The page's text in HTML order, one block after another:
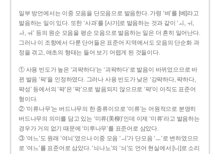
일부 방언에서는 이중 모음을 단모음으로 발음한다. 가령 ‘벼’를 [베]라고
발음하는 일이 있다. 또한 ‘사과’를 [사가]로 발음하는 것과 같이 ‘ㅚ, ㅟ,
ㅘ, ㅝ’ 등의 원순 모음을 평순 모음으로 발음하는 일은 더 흔히 일어난다.
그러나 이 조항에서 다룬 단어들은 표준어 지역에서도 모음의 단순화 과
정을 겪고, 애초의 형태는 들어 보기 어렵게 된 것들이다.
① 사용 빈도가 높은 ‘괴퍅하다’는 ‘괴팍하다’로 발음이 바뀌었으므로 바
뀐 발음 ‘팍’을 인정하였다. 그러나 사용 빈도가 낮은 ‘강퍅하다, 퍅하다,
퍅성’ 등에서의 ‘퍅’은 ‘팍’으로 발음되지 않으므로 ‘퍅’이 아직도 표준어
형이다.
② ‘미류나무’는 버드나무의 한 종류이므로 ‘미류’는 어원적으로 분명히
버드나무의 의미를 담고 있는 ‘미류(美柳)’인데 이제 ‘미류’라고 발음하는
경우가 거의 없기 때문에 ‘미루나무’를 표준어로 삼았다.
③ ‘여느’도 원래 ‘여늬’였으나 이중 모음 ‘ㅢ’가 단모음 ‘ㅡ’로 변하였으므
로 ‘여느’를 표준어로 삼았다. ‘늬나노’의 ‘늬’도 언어 현실에서 [니]로 소리